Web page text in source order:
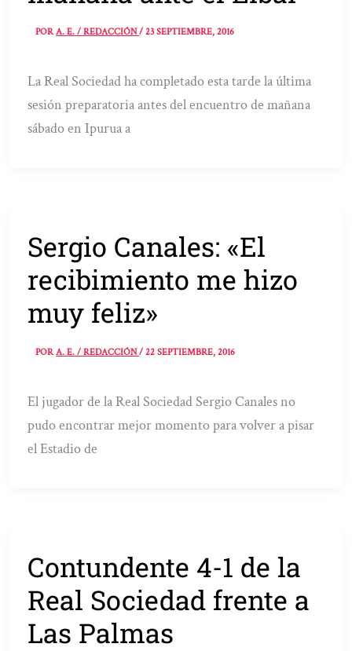
PORA. E. / REDACCIÓN/23 SEPTIEMBRE, 2016
La Real Sociedad ha completado esta tarde la última
sesión preparatoria antes del encuentro de mañana
sábado en Ipurua a
Sergio Canales: «El
recibimiento me hizo
muy feliz»
PORA. E. / REDACCIÓN/22 SEPTIEMBRE, 2016
El jugador de la Real Sociedad Sergio Canales no
pudo encontrar mejor momento para volver a pisar
el Estadio de
Contundente 4-1 de la
Real Sociedad frente a
Las Palmas